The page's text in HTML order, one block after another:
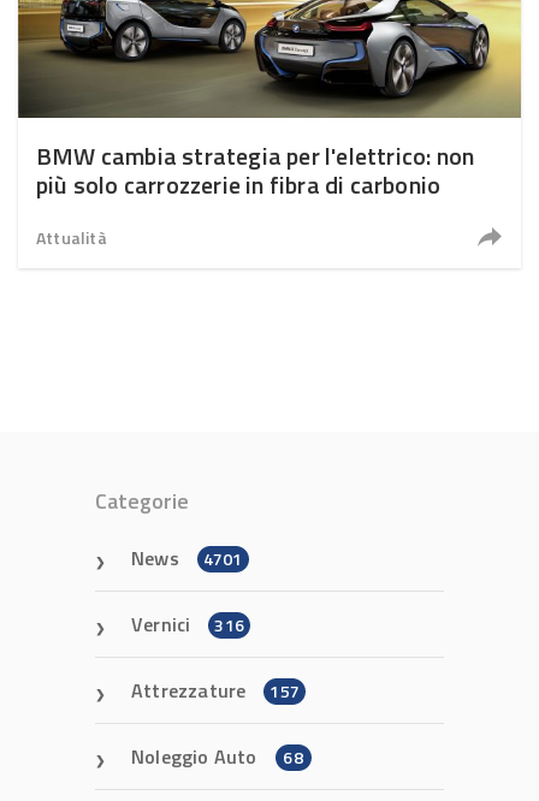
BMW cambia strategia per l'elettrico: non
più solo carrozzerie in fibra di carbonio
Attualità
Categorie
News 4701
Vernici 316
Attrezzature 157
Noleggio Auto 68